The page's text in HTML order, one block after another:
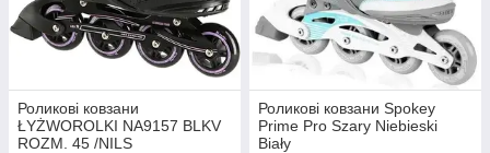
Роликові ковзани
ŁYŻWOROLKI NA9157 BLKV
ROZM. 45 /NILS
Роликові ковзани Spokey
Prime Pro Szary Niebieski
Biały